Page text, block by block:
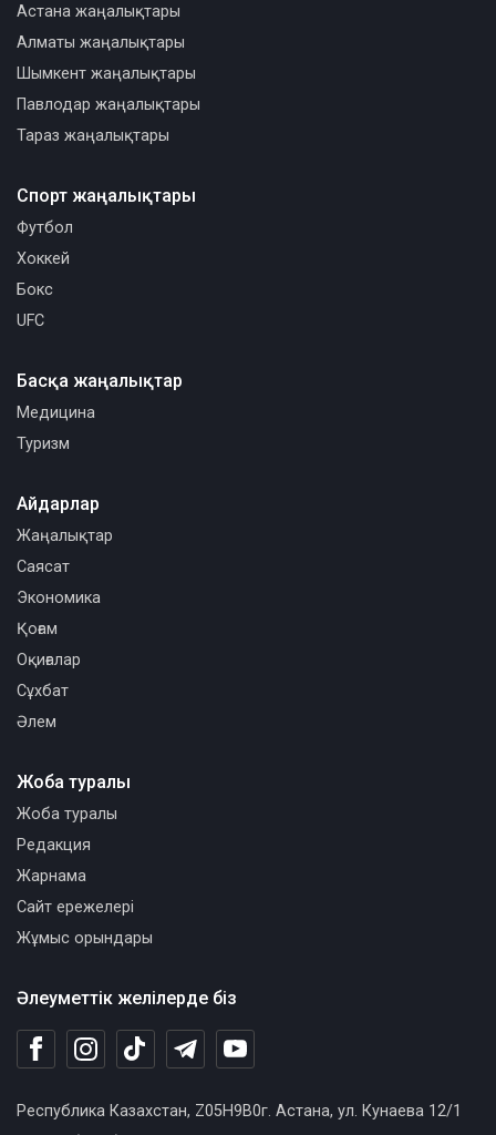
Астана жаңалықтары
Алматы жаңалықтары
Шымкент жаңалықтары
Павлодар жаңалықтары
Тараз жаңалықтары
Спорт жаңалықтары
Футбол
Хоккей
Бокс
UFC
Басқа жаңалықтар
Медицина
Туризм
Әлеуметтік желілерде біз
Республика Казахстан, Z05H9B0г. Астана, ул. Кунаева 12/1
Айдарлар
Жаңалықтар
Саясат
Экономика
Қоғам
Оқиғалар
Сұхбат
Әлем
Жоба туралы
Жоба туралы
Редакция
Жарнама
Сайт ережелері
Жұмыс орындары